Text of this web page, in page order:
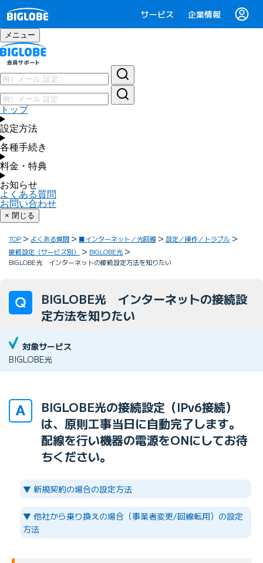
サービス 企業情報
メニュー
トップ
設定方法
各種手続き
料金・特典
お知らせ
よくある質問
お問い合わせ
× 閉じる
TOP よくある質問 ■インターネット／光回線
設定／操作／トラブル
接続設定（サービス別）
BIGLOBE光
BIGLOBE光 インターネットの接続設定方法を知りたい
BIGLOBE光 インターネットの接続設
定方法を知りたい
対象サービス
BIGLOBE光
BIGLOBE光の接続設定（IPv6接続）
は、原則工事当日に自動完了します。
配線を行い機器の電源をONにしてお待
ちください。
▼ 新規契約の場合の設定方法
▼ 他社から乗り換えの場合（事業者変更/回線転用）の設定
方法